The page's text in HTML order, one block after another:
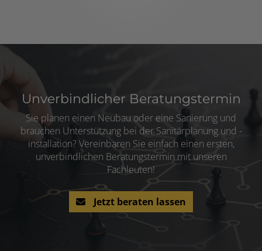
Unverbindlicher Beratungstermin
Sie planen einen Neubau oder eine Sanierung und
brauchen Unterstützung bei der Sanitärplanung und -
installation? Vereinbaren Sie einfach einen ersten,
unverbindlichen Beratungstermin mit unseren
Fachleuten!
Jetzt beraten lassen